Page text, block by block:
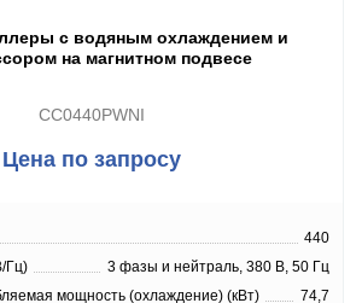
с водяным охлаждением и
на магнитном подвесе
CC0440PWNI
Цена по запросу
440
Гц)
3 фазы и нейтраль, 380 В, 50 Гц
мощность (охлаждение) (кВт)
74,7